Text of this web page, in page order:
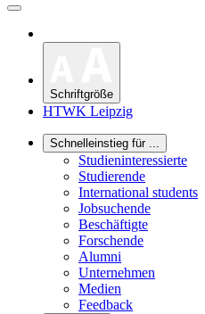
Schriftgröße
HTWK Leipzig
Schnelleinstieg für ...
Studieninteressierte
Studierende
International students
Jobsuchende
Beschäftigte
Forschende
Alumni
Unternehmen
Medien
Feedback